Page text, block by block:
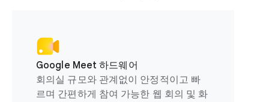
Google Meet 하드웨어
회의실 규모와 관계없이 안정적이고 빠
르며 간편하게 참여 가능한 웹 회의 및 화